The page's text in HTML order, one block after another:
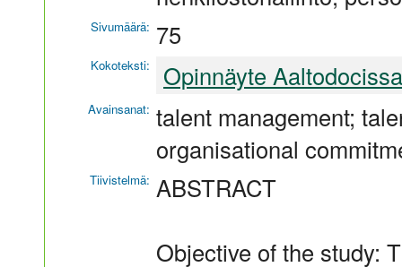
Sivumäärä: 75
Kokoteksti: Opinnäyte Aaltodocissa
Avainsanat: talent management;
organisational
Tiivistelmä: ABSTRACT
Objective of the study: